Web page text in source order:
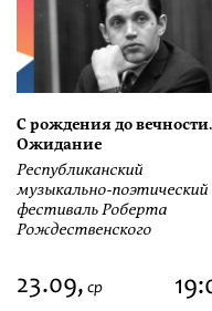
С рождения до вечности.
Ожидание
Республиканский
музыкально-поэтический
фестиваль Роберта
Рождественского
23.09, ср